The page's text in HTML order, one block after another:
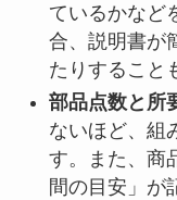
ているかなど
合、説明書が
たりすること
部品点数と所
ないほど、組
す。また、商
間の目安」が